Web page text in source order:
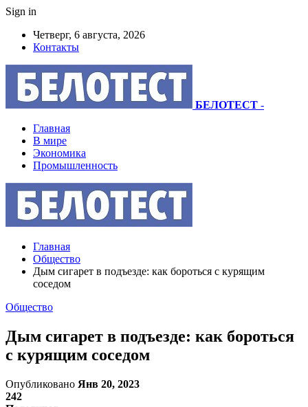
Sign in
Четверг, 6 августа, 2026
Контакты
БЕЛОТЕСТ -
Главная
В мире
Экономика
Промышленность
Главная
Общество
Дым сигарет в подъезде: как бороться с курящим
соседом
Общество
Дым сигарет в подъезде: как бороться
с курящим соседом
Опубликовано Янв 20, 2023
242